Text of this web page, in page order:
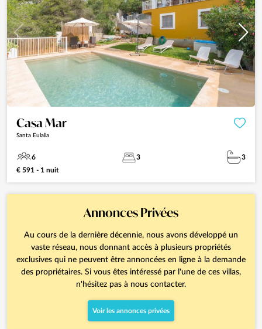
Casa Mar
Santa Eulalia
6 3
3
€ 591 - 1 nuit
Annonces Privées
Au cours de la dernière décennie, nous avons développé un
vaste réseau, nous donnant accès à plusieurs propriétés
exclusives qui ne peuvent être annoncées en ligne à la demande
des propriétaires. Si vous êtes intéressé par l'une de ces villas,
n'hésitez pas à nous contacter.
Voir les annonces privées